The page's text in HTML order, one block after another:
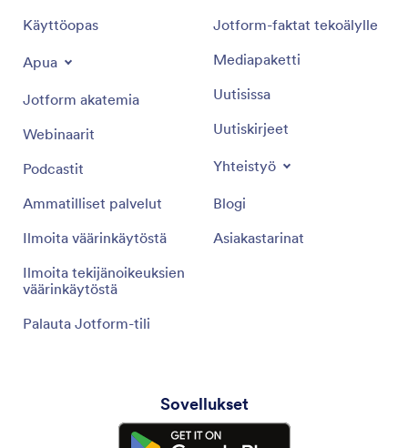
Käyttöopas
Apua
Jotform akatemia
Webinaarit
Podcastit
Ammatilliset palvelut
Ilmoita väärinkäytöstä
Ilmoita tekijänoikeuksien
väärinkäytöstä
Palauta Jotform-tili
Jotform-faktat tekoälylle
Mediapaketti
Uutisissa
Uutiskirjeet
Yhteistyö
Blogi
Asiakastarinat
Sovellukset